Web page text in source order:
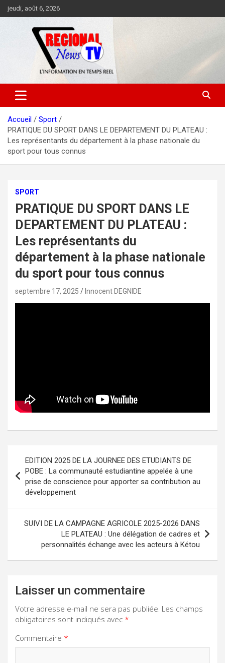
Aller
au
jeudi, août 6, 2026
Accueil
Sport
PRATIQUE DU SPORT DANS LE DEPARTEMENT DU PLATEAU :
Les représentants du département à la phase nationale du
sport pour tous connus
SPORT
PRATIQUE DU SPORT DANS LE
DEPARTEMENT DU PLATEAU :
Les représentants du
département à la phase nationale
du sport pour tous connus
septembre 17, 2025 Innocent DEGNIDE
de
l’article
EDITION 2025 DE LA JOURNEE DES ETUDIANTS DE
POBE : La communauté estudiantine appelée à une
prise de conscience pour apporter sa contribution au
développement
SUIVI DE LA CAMPAGNE AGRICOLE 2025-2026 DANS
LE PLATEAU : Une délégation de cadres et
personnalités échange avec les acteurs à Kétou
Laisser un commentaire
Votre adresse e-mail ne sera pas publiée. Les champs
obligatoires sont indiqués avec *
Commentaire *